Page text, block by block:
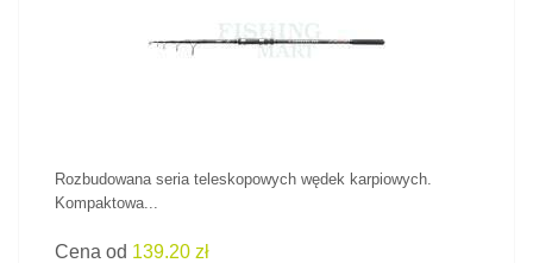
Rozbudowana seria teleskopowych wędek karpiowych.
Kompaktowa...
Cena od 139.20 zł